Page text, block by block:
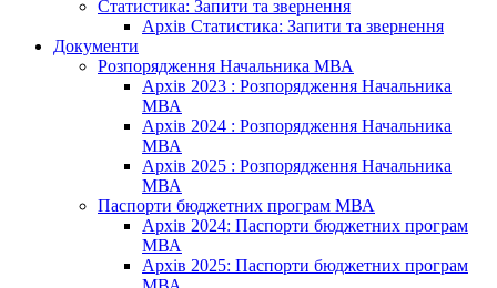
Статистика: Запити та звернення
Архів Статистика: Запити та звернення
Документи
Розпорядження Начальника МВА
Архів 2023 : Розпорядження Начальника
МВА
Архів 2024 : Розпорядження Начальника
МВА
Архів 2025 : Розпорядження Начальника
МВА
Паспорти бюджетних програм МВА
Архів 2024: Паспорти бюджетних програм
МВА
Архів 2025: Паспорти бюджетних програм